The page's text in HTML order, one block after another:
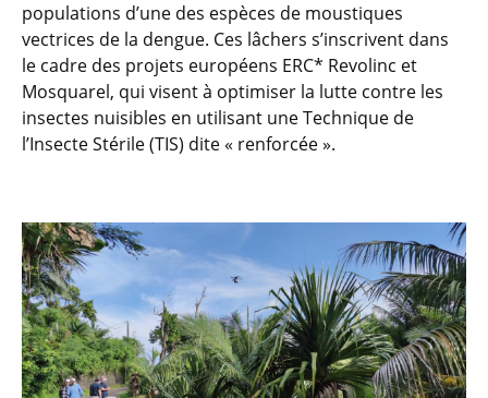
populations d’une des espèces de moustiques
vectrices de la dengue. Ces lâchers s’inscrivent dans
le cadre des projets européens ERC* Revolinc et
Mosquarel, qui visent à optimiser la lutte contre les
insectes nuisibles en utilisant une Technique de
l’Insecte Stérile (TIS) dite « renforcée ».